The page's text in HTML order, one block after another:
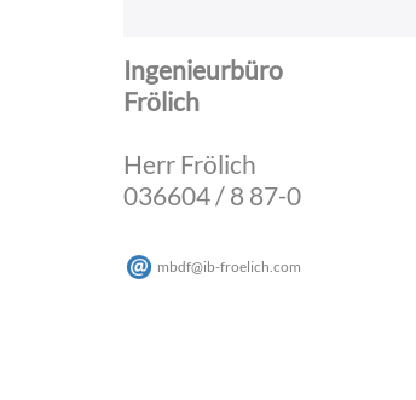
Ingenieurbüro
Frölich
Herr Frölich
036604 / 8 87-0
mbdf@ib-froelich com